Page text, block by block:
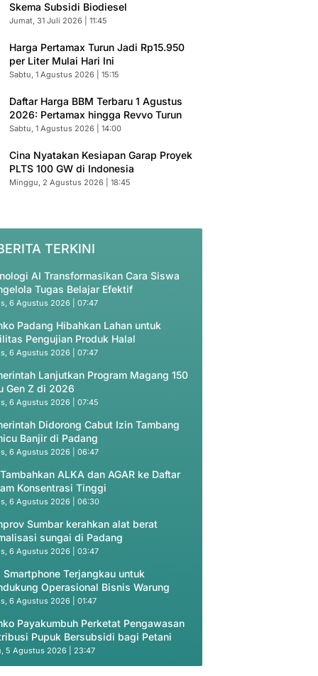
Skema Subsidi Biodiesel
Jumat, 31 Juli 2026 | 11:45
Harga Pertamax Turun Jadi Rp15.950
per Liter Mulai Hari Ini
Sabtu, 1 Agustus 2026 | 15:15
Daftar Harga BBM Terbaru 1 Agustus
2026: Pertamax hingga Revvo Turun
Sabtu, 1 Agustus 2026 | 14:00
Cina Nyatakan Kesiapan Garap Proyek
PLTS 100 GW di Indonesia
Minggu, 2 Agustus 2026 | 18:45
TERKINI
AI Transformasikan Cara Siswa
Tugas Belajar Efektif
6 Agustus 2026 | 07:47
Padang Hibahkan Lahan untuk
Pengujian Produk Halal
6 Agustus 2026 | 07:47
Lanjutkan Program Magang 150
Gen Z di 2026
6 Agustus 2026 | 07:45
Didorong Cabut Izin Tambang
Banjir di Padang
6 Agustus 2026 | 06:47
Tambahkan ALKA dan AGAR ke Daftar
Konsentrasi Tinggi
6 Agustus 2026 | 06:30
Sumbar kerahkan alat berat
sungai di Padang
6 Agustus 2026 | 03:47
Smartphone Terjangkau untuk
Operasional Bisnis Warung
6 Agustus 2026 | 01:47
Payakumbuh Perketat Pengawasan
Pupuk Bersubsidi bagi Petani
5 Agustus 2026 | 23:47